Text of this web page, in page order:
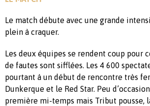
Le match débute avec une grande
plein à craquer.
Les deux équipes se rendent coup pour
de fautes sont sifflées. Les 4 600
pourtant à un début de rencontre très
Dunkerque et le Red Star. Peu
première mi-temps mais Tribut pousse,